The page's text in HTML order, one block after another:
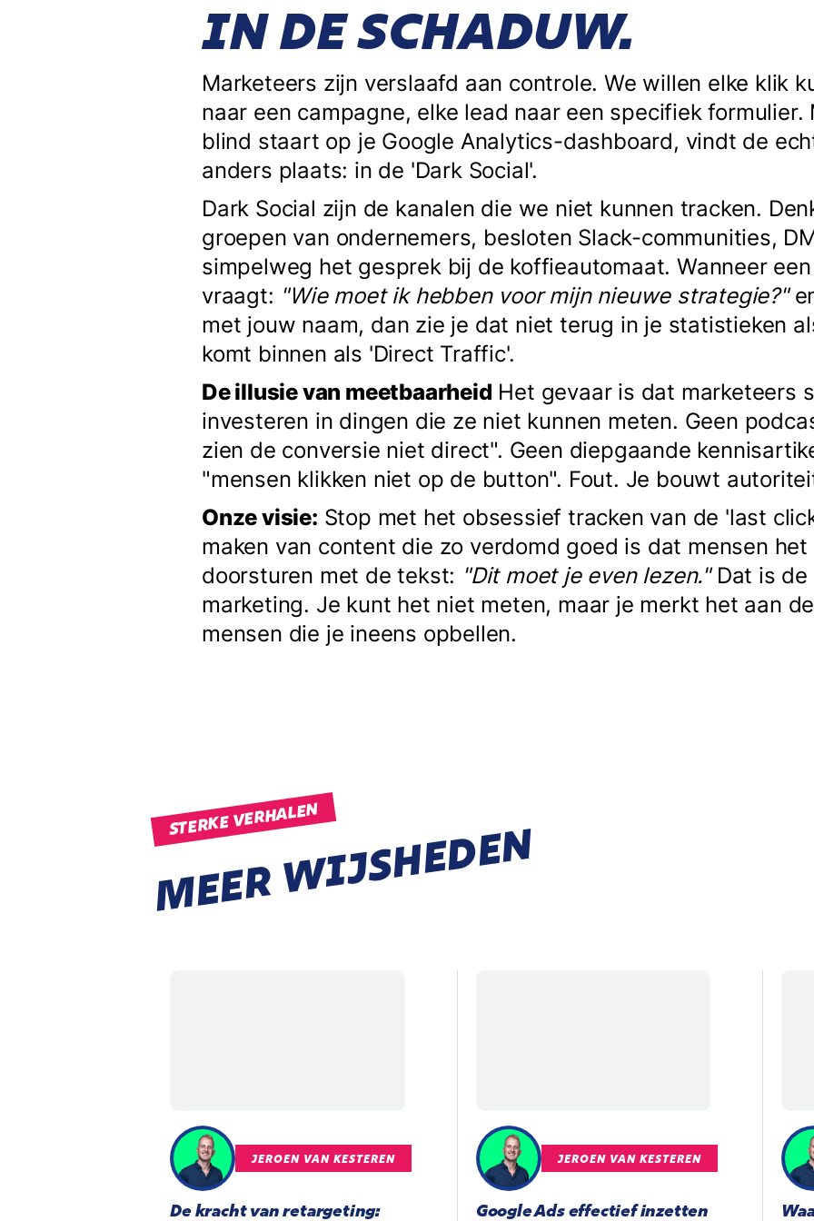
IN DE SCHADUW.
Marketeers zijn verslaafd aan controle. We willen elke klik
naar een campagne, elke lead naar een specifiek
blind staart op je Google Analytics-dashboard, vindt de
anders plaats: in de 'Dark Social'.
Dark Social zijn de kanalen die we niet kunnen tracken.
groepen van ondernemers, besloten Slack-communities,
simpelweg het gesprek bij de koffieautomaat. Wanneer
vraagt: "Wie moet ik hebben voor mijn nieuwe strategie?"
met jouw naam, dan zie je dat niet terug in je statistieken
komt binnen als 'Direct Traffic'.
De illusie van meetbaarheid Het gevaar is dat marketeers
investeren in dingen die ze niet kunnen meten. Geen
zien de conversie niet direct". Geen diepgaande
"mensen klikken niet op de button". Fout. Je bouwt
Onze visie: Stop met het obsessief tracken van de 'last
maken van content die zo verdomd goed is dat mensen het
doorsturen met de tekst: "Dit moet je even lezen."Dat is de
marketing. Je kunt het niet meten, maar je merkt het aan
mensen die je ineens opbellen.
STERKE VERHALEN
MEER WIJSHEDEN
JEROEN VAN KESTEREN
De kracht van retargeting:
JEROEN VAN KESTEREN
Google Ads effectief inzetten